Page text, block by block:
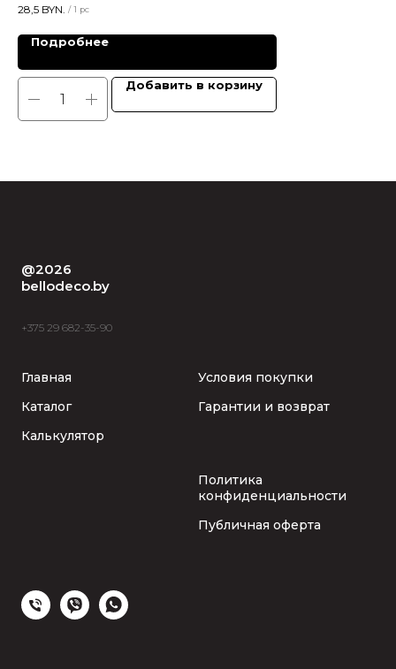
28,5 BYN. / 1 pc
Подробнее
Добавить в корзину
@2026
bellodeco.by
+375 29 682-35-90
Главная
Каталог
Калькулятор
Условия покупки
Гарантии и возврат
Политика
конфиденциальности
Публичная оферта